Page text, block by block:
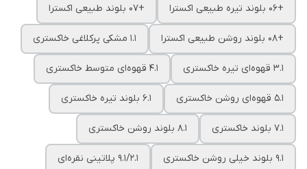
+06 بلوند تیره طبیعی اکسترا +07 بلوند طبیعی اکسترا
+08 بلوند روشن طبیعی اکسترا 1.1 مشکی پرکلاغی خاکستری
3.1 قهوه‌ای تیره خاکستری 4.1 قهوه‌ای متوسط خاکستری
5.1 قهوه‌ای روشن خاکستری 6.1 بلوند تیره خاکستری
7.1 بلوند خاکستری 8.1 بلوند روشن خاکستری
9.1 بلوند خیلی روشن خاکستری 9.1/2.1 پلاتینی نقره‌ای